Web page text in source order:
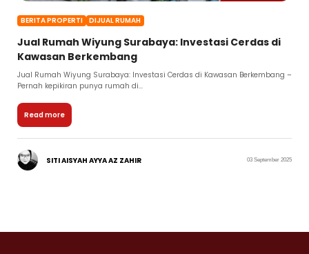
BERITA PROPERTI DIJUAL RUMAH
Jual Rumah Wiyung Surabaya: Investasi Cerdas di
Kawasan Berkembang
Jual Rumah Wiyung Surabaya: Investasi Cerdas di Kawasan Berkembang –
Pernah kepikiran punya rumah di...
Read more
SITI AISYAH AYYA AZ ZAHIR 03 September 2025